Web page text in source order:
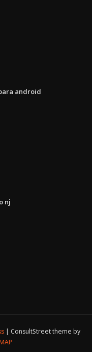
android
nj
ConsultStreet theme by